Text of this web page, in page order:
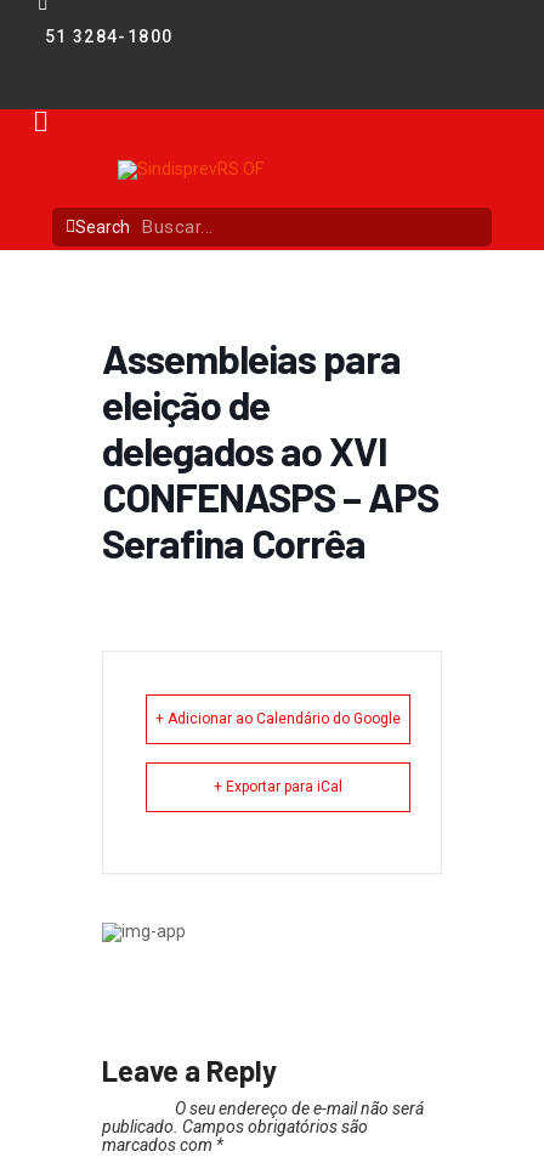
51 3284-1800
Search
Assembleias para
eleição de
delegados ao XVI
CONFENASPS – APS
Serafina Corrêa
+ Adicionar ao Calendário do Google
+ Exportar para iCal
Leave a Reply
O seu endereço de e-mail não será
publicado. Campos obrigatórios são
marcados com *